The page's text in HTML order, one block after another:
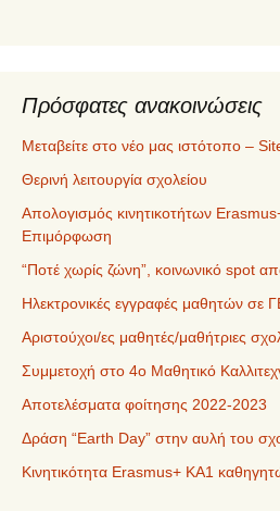
Πρόσφατες ανακοινώσεις
Μεταβείτε στο νέο μας ιστότοπο –
Θερινή λειτουργία σχολείου
Απολογισμός κινητικοτήτων
Επιμόρφωση
“Ποτέ χωρίς ζώνη”, κοινωνικό spot
Ηλεκτρονικές εγγραφές μαθητών σε
Αριστούχοι/ες μαθητές/μαθήτριες
Συμμετοχή στο 4ο Μαθητικό
Αποτελέσματα φοίτησης 2022-2023
Δράση “Earth Day” στην αυλή του
Κινητικότητα Erasmus+ KA1